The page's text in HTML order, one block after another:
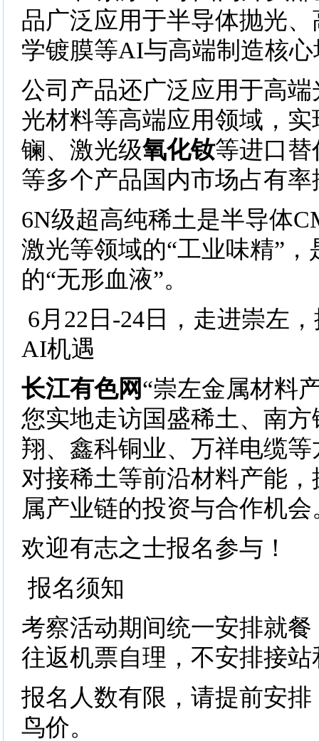
品广泛应用于半导体抛光
学镀膜等AI与高端制造核
公司产品还广泛应用于高
光材料等高端应用领域，
镧、激光级氧化钕等进口替
等多个产品国内市场占有
6N级超高纯稀土是半导体
激光等领域的“工业味精”
的“无形血液”。
6月22日-24日，走进崇左
AI机遇
长江有色网“崇左金属材料
您实地走访国盛稀土、南
翔、鑫科铜业、万祥电缆
对接稀土等前沿材料产能
属产业链的投资与合作机会
欢迎有志之士报名参与！
报名须知
考察活动期间统一安排就
往返机票自理，不安排接站
报名人数有限，请提前安排
鸟价。